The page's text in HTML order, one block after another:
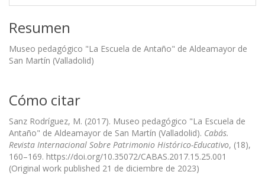
Resumen
Museo pedagógico "La Escuela de Antaño" de Aldeamayor de
San Martín (Valladolid)
Cómo citar
Sanz Rodríguez, M. (2017). Museo pedagógico "La Escuela de
Antaño" de Aldeamayor de San Martín (Valladolid). Cabás.
Revista Internacional Sobre Patrimonio Histórico-Educativo, (18),
160–169. https://doi.org/10.35072/CABAS.2017.15.25.001
(Original work published 21 de diciembre de 2023)